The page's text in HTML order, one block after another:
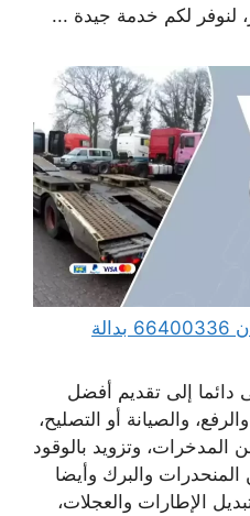
لنوفر لكم خدمة جيدة ...
ونش كرين سطحة ام الهيمان 66400336 بدالة
إلى تقديم أفضل
والصيانة أو التصليح،
وتزويد بالوقود
والبرك وأيضا
الإطارات والعجلات،